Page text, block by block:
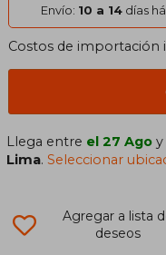
Envío: 10 a 14 días
Costos de importación
Llega entre el 27 Ago y
Lima.Seleccionar
Agregar a lista
deseos